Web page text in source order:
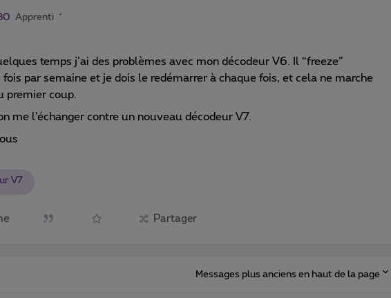
Apprenti
temps j’ai des problèmes avec mon décodeur V6. Il “freeze”
par semaine et je dois le redémarrer à chaque fois, et cela ne marche
premier coup.
me l’échanger contre un nouveau décodeur V7.
V7
Partager
Messages plus anciens en haut de la page